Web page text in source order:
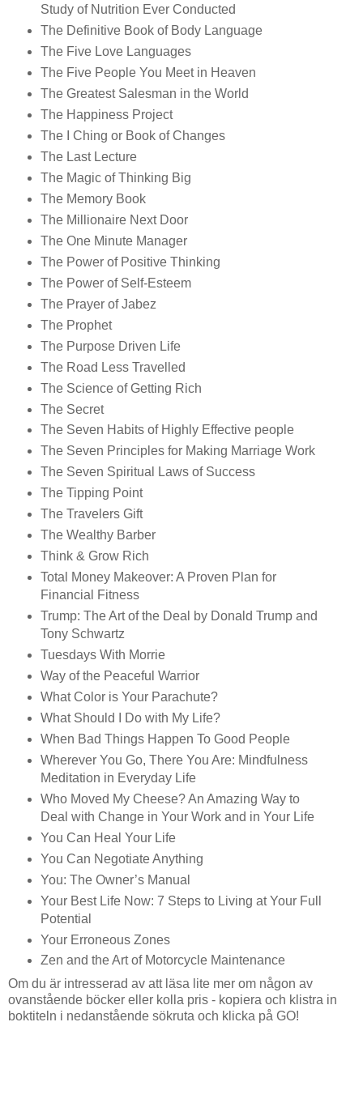
Study of Nutrition Ever Conducted
The Definitive Book of Body Language
The Five Love Languages
The Five People You Meet in Heaven
The Greatest Salesman in the World
The Happiness Project
The I Ching or Book of Changes
The Last Lecture
The Magic of Thinking Big
The Memory Book
The Millionaire Next Door
The One Minute Manager
The Power of Positive Thinking
The Power of Self-Esteem
The Prayer of Jabez
The Prophet
The Purpose Driven Life
The Road Less Travelled
The Science of Getting Rich
The Secret
The Seven Habits of Highly Effective people
The Seven Principles for Making Marriage Work
The Seven Spiritual Laws of Success
The Tipping Point
The Travelers Gift
The Wealthy Barber
Think & Grow Rich
Total Money Makeover: A Proven Plan for
Financial Fitness
Trump: The Art of the Deal by Donald Trump and
Tony Schwartz
Tuesdays With Morrie
Way of the Peaceful Warrior
What Color is Your Parachute?
What Should I Do with My Life?
When Bad Things Happen To Good People
Wherever You Go, There You Are: Mindfulness
Meditation in Everyday Life
Who Moved My Cheese? An Amazing Way to
Deal with Change in Your Work and in Your Life
You Can Heal Your Life
You Can Negotiate Anything
You: The Owner’s Manual
Your Best Life Now: 7 Steps to Living at Your Full
Potential
Your Erroneous Zones
Zen and the Art of Motorcycle Maintenance
Om du är intresserad av att läsa lite mer om någon av
ovanstående böcker eller kolla pris - kopiera och klistra in
boktiteln i nedanstående sökruta och klicka på GO!